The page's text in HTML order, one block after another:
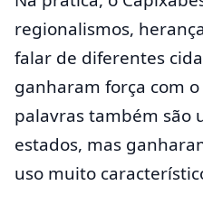
regionalismos,
falar de diferentes
ganharam força com
palavras também são
estados, mas
uso muito